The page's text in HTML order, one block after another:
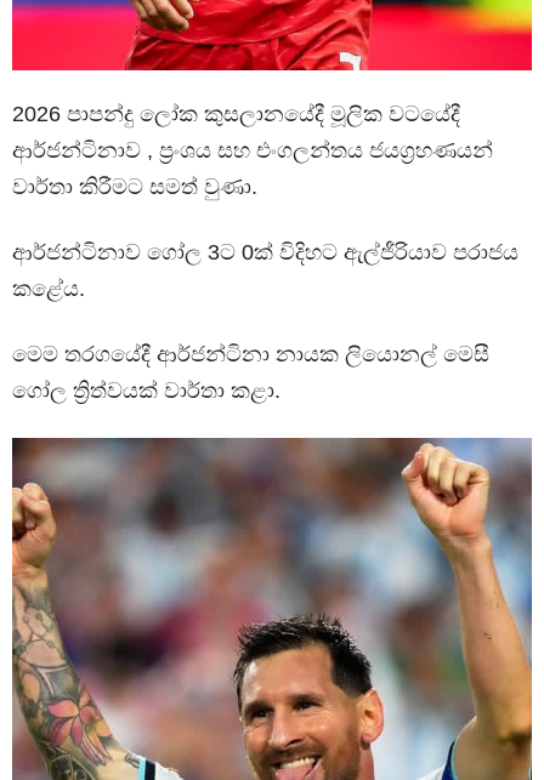
2026 පාපන්දු ලෝක කුසලානයේදී මූලික වටයේදී
ආර්ජන්ටිනාව , ප්‍රංශය සහ එංගලන්තය ජයග්‍රහණයන්
වාර්තා කිරීමට සමත් වුණා.
ආර්ජන්ටිනාව ගෝල 3ට 0ක් විදිහට ඇල්ජීරියාව පරාජය
කළේය.
මෙම තරගයේදී ආර්ජන්ටිනා නායක ලියොනල් මෙසී
ගෝල ත්‍රිත්වයක් වාර්තා කළා.